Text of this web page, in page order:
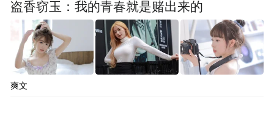
盗香窃玉：我的青春就是赌出来的
爽文